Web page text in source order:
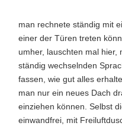
man rechnete ständig mit
einer der Türen treten
umher, lauschten mal hier,
ständig wechselnden
fassen, wie gut alles
man nur ein neues Dach
einziehen können. Selbst
einwandfrei, mit